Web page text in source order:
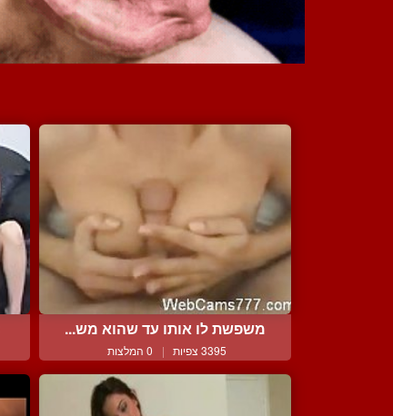
משפשת לו אותו עד שהוא מש...
3395 צפיות | 0 המלצות